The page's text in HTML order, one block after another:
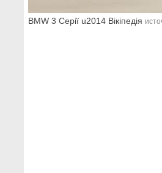
BMW 3 Серії u2014 Вікіпедія